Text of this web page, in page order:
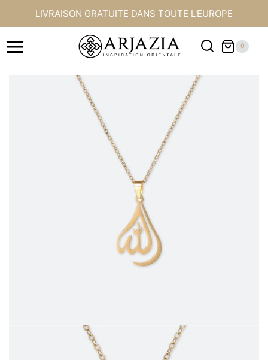
LIVRAISON GRATUITE DANS TOUTE L'EUROPE
0